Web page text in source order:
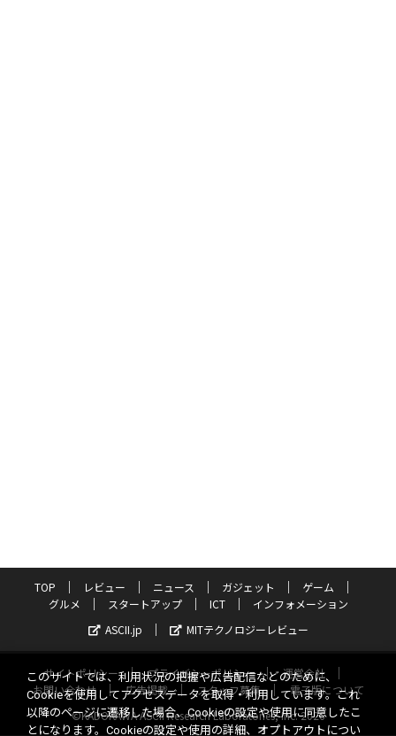
TOP レビュー ニュース ガジェット
ゲーム
グルメ
スタートアップ ICT
インフォメーション
ASCII.jp
MITテクノロジーレビュー
サイトポリシー プライバシーポリシー
運営会社
お問い合わせ
広告掲載 スタッフ募集
電子版について
©KADOKAWA ASCII Research Laboratories, Inc. 2026
このサイトでは、利用状況の把握や広告配信などのために、
Cookieを使用してアクセスデータを取得・利用しています。これ
以降のページに遷移した場合、Cookieの設定や使用に同意したこ
とになります。Cookieの設定や使用の詳細、オプトアウトについ